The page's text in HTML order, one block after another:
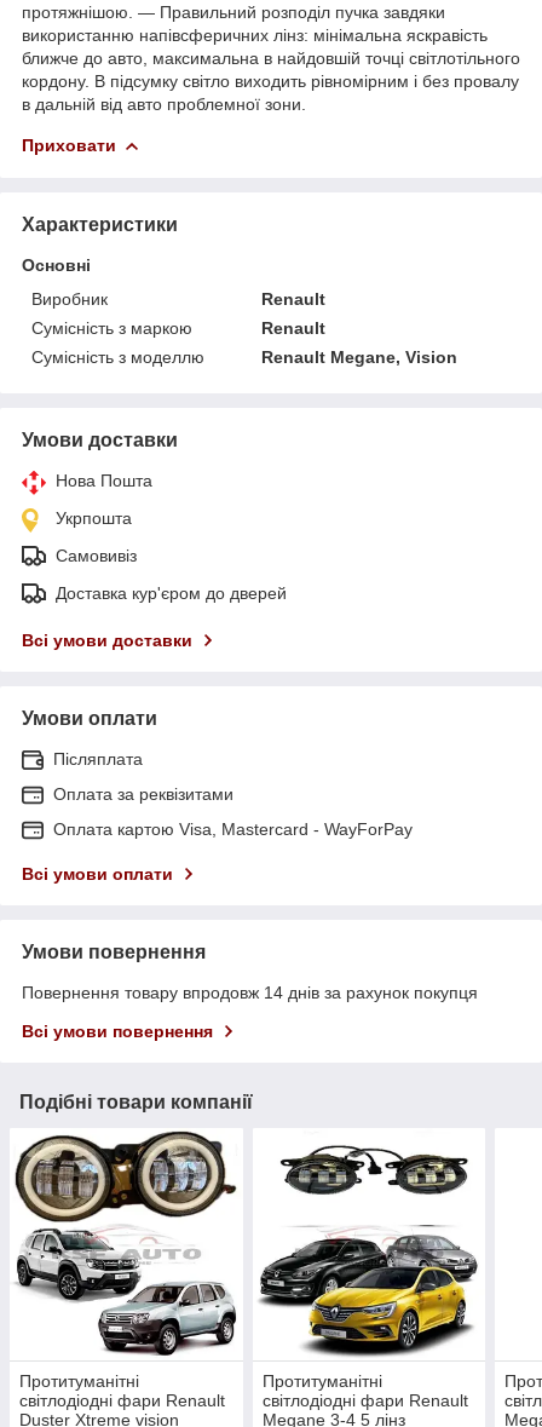
протяжнішою. — Правильний розподіл пучка завдяки
використанню напівсферичних лінз: мінімальна яскравість
ближче до авто, максимальна в найдовшій точці світлотільного
кордону. В підсумку світло виходить рівномірним і без провалу
в дальній від авто проблемної зони.
Приховати
Характеристики
Основні
Виробник
Renault
Сумісність з маркою
Renault
Сумісність з моделлю
Renault Megane, Vision
Умови доставки
Нова Пошта
Укрпошта
Самовивіз
Доставка кур'єром до дверей
Всі умови доставки
Умови оплати
Післяплата
Оплата за реквізитами
Оплата картою Visa, Mastercard - WayForPay
Всі умови оплати
Умови повернення
Повернення товару впродовж 14 днів за рахунок покупця
Всі умови повернення
Подібні товари компанії
Протитуманітні
світлодіодні фари Renault
Duster Xtreme vision
Протитуманітні
світлодіодні фари Renault
Megane 3-4 5 лінз